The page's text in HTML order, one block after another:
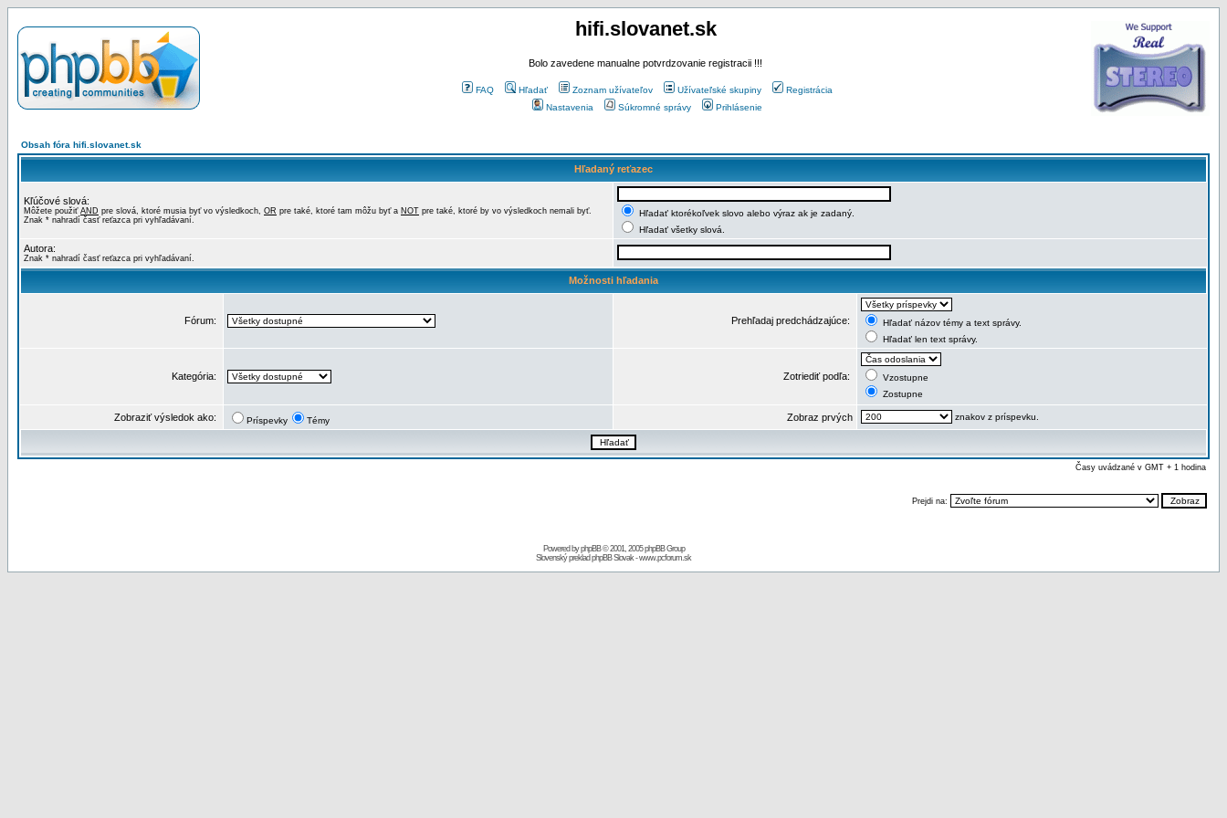
hifi.slovanet.sk
Bolo zavedene manualne potvrdzovanie registracii !!!
FAQ Hľadať Zoznam užívateľov Užívateľské skupiny
Registrácia
Nastavenia
Súkromné správy Prihlásenie
Obsah fóra hifi.slovanet.sk
Hľadaný reťazec
Kľúčové slová:
Môžete použiť AND pre slová, ktoré musia byť vo výsledkoch, OR pre také, ktoré tam môžu byť a NOT pre také, ktoré by vo výsledkoch nemali byť.
Znak * nahradí časť reťazca pri vyhľadávaní.
Hľadať ktorékoľvek slovo alebo výraz ak je zadaný.
Hľadať všetky slová.
Autora:
Znak * nahradí časť reťazca pri vyhľadávaní.
Možnosti hľadania
Fórum: Prehľadaj predchádzajúce:
Hľadať názov témy a text správy.
Hľadať len text správy.
Kategória: Zotriediť podľa:
Vzostupne
Zostupne
Zobraziť výsledok ako: Príspevky Témy Zobraz prvých znakov z príspevku.
Časy uvádzané v GMT + 1 hodina
Prejdi na:
Powered byphpBB© 2001, 2005 phpBB Group
Slovenský preklad phpBB Slovak-www.pcforum.sk